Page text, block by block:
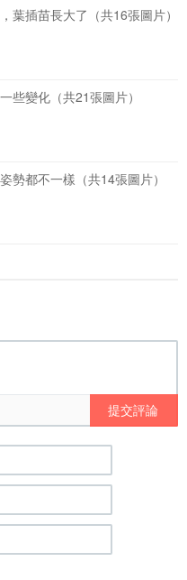
葉插苗長大了（共16張圖片）
些變化（共21張圖片）
勢都不一樣（共14張圖片）
提交評論